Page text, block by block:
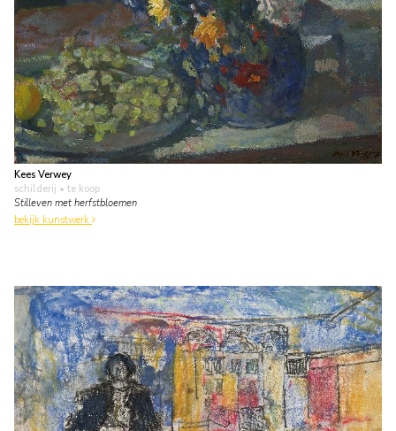
Kees Verwey
schilderij • te koop
Stilleven met herfstbloemen
bekijk kunstwerk